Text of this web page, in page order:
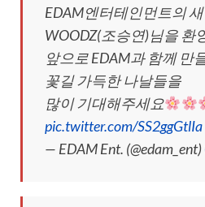
EDAM엔터테인먼트의
WOODZ(조승연)님을 환
앞으로 EDAM과 함께 만
꽃길 가득한 나날들을
많이 기대해주세요
pic.twitter.com/SS2ggGtlIa
— EDAM Ent. (@edam_ent)